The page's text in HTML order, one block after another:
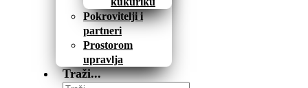
Pokrovitelji i
partneri
Prostorom
upravlja
Traži...